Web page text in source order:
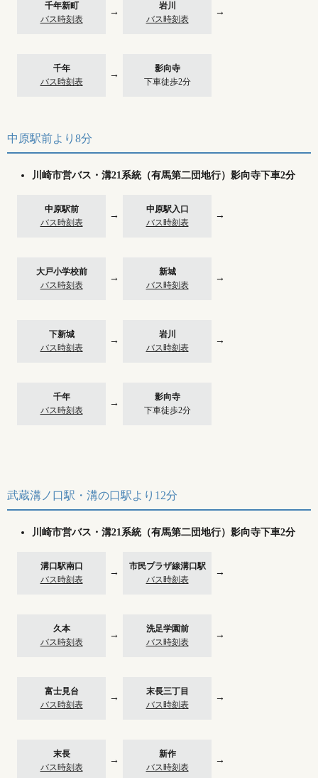
千年新町
バス時刻表
→
岩川
バス時刻表
→
千年
バス時刻表
→
影向寺
下車徒歩2分
中原駅前より8分
川崎市営バス・溝21系統（有馬第二団地行）影向寺下車2分
中原駅前
バス時刻表
→
中原駅入口
バス時刻表
→
大戸小学校前
バス時刻表
→
新城
バス時刻表
→
下新城
バス時刻表
→
岩川
バス時刻表
→
千年
バス時刻表
→
影向寺
下車徒歩2分
武蔵溝ノ口駅・溝の口駅より12分
川崎市営バス・溝21系統（有馬第二団地行）影向寺下車2分
溝口駅南口
バス時刻表
→
市民プラザ線溝口駅
バス時刻表
→
久本
バス時刻表
→
洗足学園前
バス時刻表
→
富士見台
バス時刻表
→
末長三丁目
バス時刻表
→
末長
バス時刻表
→
新作
バス時刻表
→